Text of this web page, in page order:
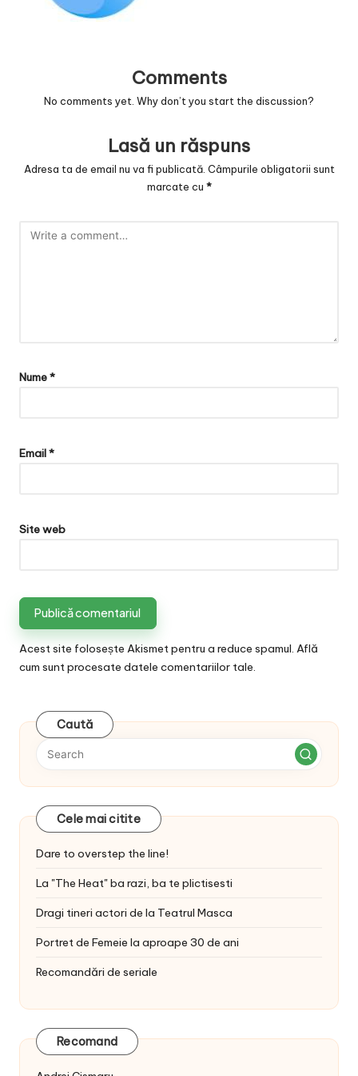
e
Comments
No comments yet. Why don’t you start the discussion?
Lasă un răspuns
Adresa ta de email nu va fi publicată. Câmpurile obligatorii sunt
marcate cu *
Nume*
Email*
Site web
Acest site folosește Akismet pentru a reduce spamul. Află
cum sunt procesate datele comentariilor tale.
Caută
Cele mai citite
Dare to overstep the line!
La "The Heat" ba razi, ba te plictisesti
Dragi tineri actori de la Teatrul Masca
Portret de Femeie la aproape 30 de ani
Recomandări de seriale
Recomand